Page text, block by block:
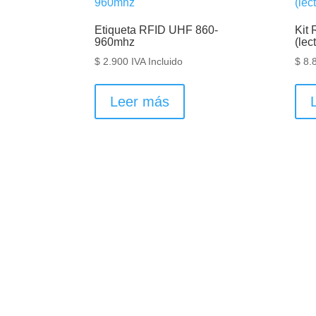
Etiqueta RFID UHF 860-
960mhz
$ 2.900 IVA Incluido
Leer más
Kit
$